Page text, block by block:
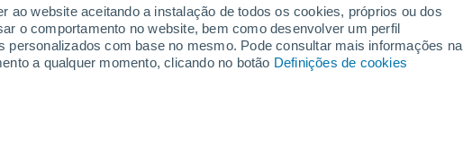
ao website aceitando a instalação de todos os cookies, próprios ou dos
o comportamento no website, bem como desenvolver um perfil
personalizados com base no mesmo. Pode consultar mais informações na
a qualquer momento, clicando no botão Definições de cookies
Hoje
6 Ago.
Amanhã
7 Ago.
Sábado
8 Ago.